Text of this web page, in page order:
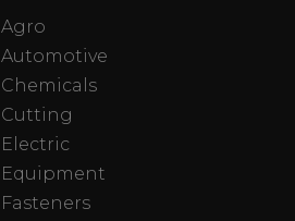
Agro
Automotive
Chemicals
Cutting
Electric
Equipment
Fasteners